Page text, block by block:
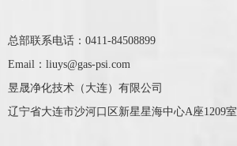
总部联系电话：0411-84508899
Email：liuys@gas-psi.com
昱晟净化技术（大连）有限公司
辽宁省大连市沙河口区新星星海中心A座1209室